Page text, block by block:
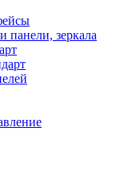
панели, зеркала